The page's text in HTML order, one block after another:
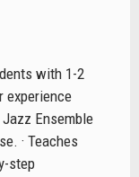
with 1-2
experience
Ensemble
· Teaches
step